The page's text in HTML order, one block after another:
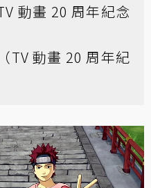
動畫 20 周年紀念
TV 動畫 20 周年紀